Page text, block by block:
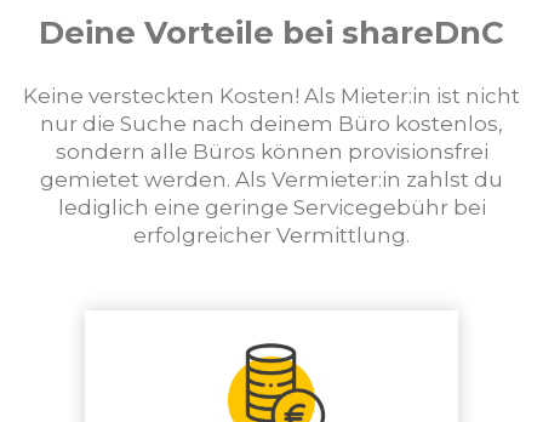
Deine Vorteile bei shareDnC
Keine versteckten Kosten! Als Mieter:in ist nicht
nur die Suche nach deinem Büro kostenlos,
sondern alle Büros können provisionsfrei
gemietet werden. Als Vermieter:in zahlst du
lediglich eine geringe Servicegebühr bei
erfolgreicher Vermittlung.